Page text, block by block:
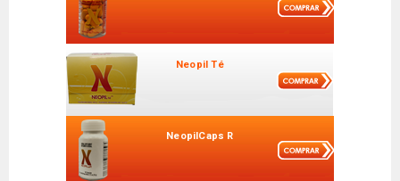
Neopil Té
NeopilCaps R